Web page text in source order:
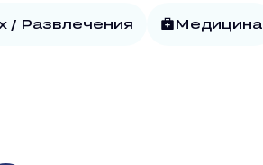
/ Развлечения Медицина